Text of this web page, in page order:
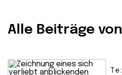
Alle Beiträge